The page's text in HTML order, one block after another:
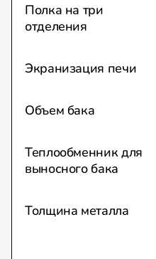
Полка на три
отделения
Экранизация печи
Объем бака
Теплообменник для
выносного бака
Толщина металла